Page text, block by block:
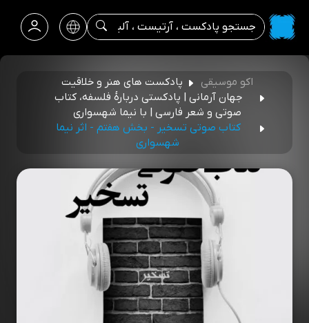
اکو موسیقی
پادکست های هنر و خلاقیت
جهان آرمانی | پادکستی دربارۀ فلسفه، کتاب
صوتی و شعر فارسی | با نیما شهسواری
کتاب صوتی تسخیر - بخش هفتم - اثر نیما
شهسواری